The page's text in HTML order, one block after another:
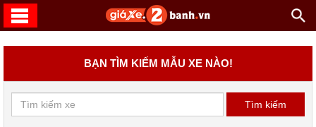
BẠN TÌM KIẾM MẪU XE NÀO!